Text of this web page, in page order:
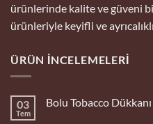
ürünlerinde kalite ve güveni
ürünleriyle keyifli ve
ÜRÜN İNCELEMELERI
03
Tem
Bolu Tobacco Dükkanı